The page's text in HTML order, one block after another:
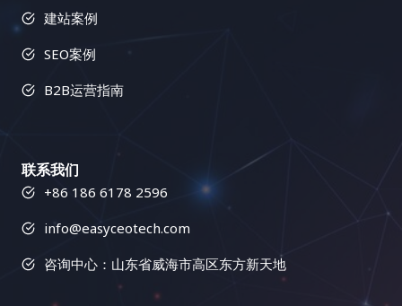
建站案例
SEO案例
B2B运营指南
联系我们
+86 186 6178 2596
info@easyceotech.com
咨询中心：山东省威海市高区东方新天地